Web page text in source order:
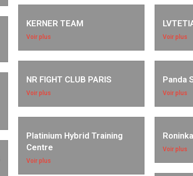
KERNER TEAM
Voir plus Voir plus
NR FIGHT CLUB PARIS
Voir plus
Panda
Voir plus
Platinium Hybrid Training
Centre
Voir plus
Voir plus